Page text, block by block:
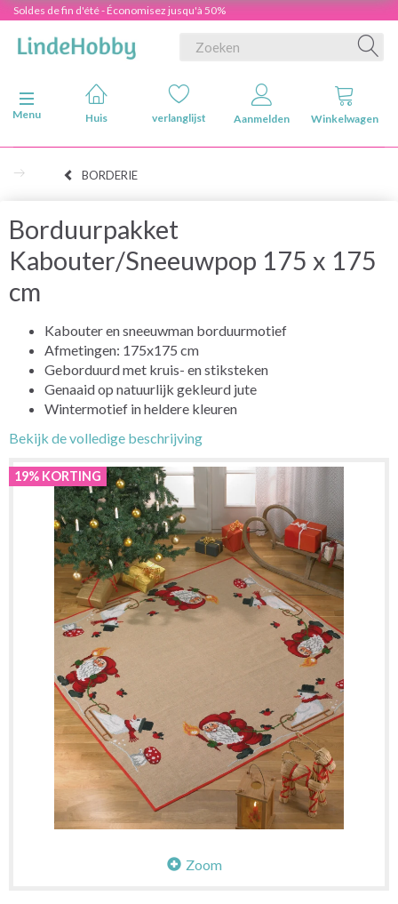
Soldes de fin d'été - Économisez jusqu'à 50%
Navigatie in-/uitschakelen
Menu
Huis verlanglijst Aanmelden Winkelwagen
BORDERIE
Borduurpakket
Kabouter/Sneeuwpop 175 x 175
cm
Kabouter en sneeuwman borduurmotief
Afmetingen: 175x175 cm
Geborduurd met kruis- en stiksteken
Genaaid op natuurlijk gekleurd jute
Wintermotief in heldere kleuren
Bekijk de volledige beschrijving
19% KORTING
Zoom